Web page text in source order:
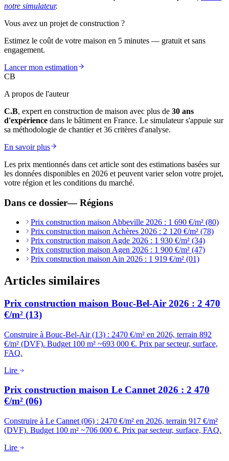
notre simulateur.
Vous avez un projet de construction ?
Estimez le coût de votre maison en 5 minutes — gratuit et sans
engagement.
Lancer mon estimation
CB
A propos de l'auteur
C.B, expert en construction de maison avec plus de 30 ans
d'expérience dans le bâtiment en France. Le simulateur s'appuie sur
sa méthodologie de chantier et 36 critères d'analyse.
En savoir plus
Les prix mentionnés dans cet article sont des estimations basées sur
les données disponibles en 2026 et peuvent varier selon votre projet,
votre région et les conditions du marché.
Dans ce dossier—Régions
Prix construction maison Abbeville 2026 : 1 690 €/m² (80)
Prix construction maison Achères 2026 : 2 120 €/m² (78)
Prix construction maison Agde 2026 : 1 930 €/m² (34)
Prix construction maison Agen 2026 : 1 900 €/m² (47)
Prix construction maison Ain 2026 : 1 919 €/m² (01)
Articles similaires
Prix construction maison Bouc-Bel-Air 2026 : 2 470
€/m² (13)
Construire à Bouc-Bel-Air (13) : 2470 €/m² en 2026, terrain 892
€/m² (DVF). Budget 100 m² ~693 000 €. Prix par secteur, surface,
FAQ.
Lire
Prix construction maison Le Cannet 2026 : 2 470
€/m² (06)
Construire à Le Cannet (06) : 2470 €/m² en 2026, terrain 917 €/m²
(DVF). Budget 100 m² ~706 000 €. Prix par secteur, surface, FAQ.
Lire